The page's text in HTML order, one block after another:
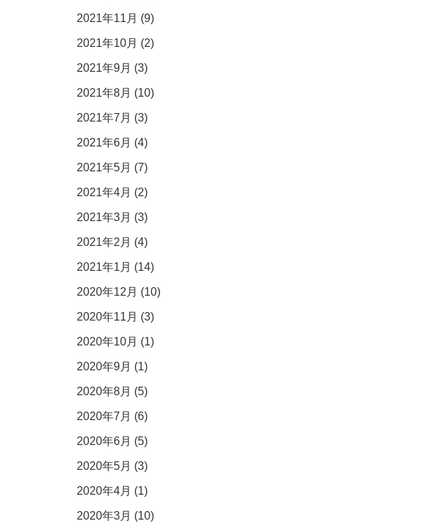
2021年11月 (9)
2021年10月 (2)
2021年9月 (3)
2021年8月 (10)
2021年7月 (3)
2021年6月 (4)
2021年5月 (7)
2021年4月 (2)
2021年3月 (3)
2021年2月 (4)
2021年1月 (14)
2020年12月 (10)
2020年11月 (3)
2020年10月 (1)
2020年9月 (1)
2020年8月 (5)
2020年7月 (6)
2020年6月 (5)
2020年5月 (3)
2020年4月 (1)
2020年3月 (10)